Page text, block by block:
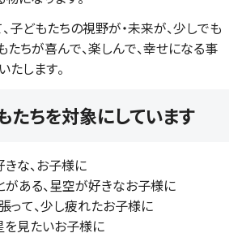
子どもたちの視野が・未来が、少しでも
たちが喜んで、楽しんで、幸せになる事
たします。
たちを対象にしています
な、お子様に
がある、星空が好きなお子様に
って、少し疲れたお子様に
を見たいお子様に